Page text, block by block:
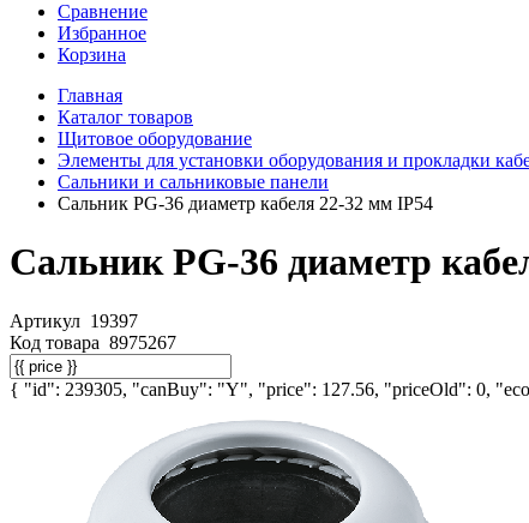
Сравнение
Избранное
Корзина
Главная
Каталог товаров
Щитовое оборудование
Элементы для установки оборудования и прокладки
Сальники и сальниковые панели
Сальник PG-36 диаметр кабеля 22-32 мм IP54
Сальник PG-36 диаметр
Артикул 19397
Код товара 8975267
{ "id": 239305, "canBuy": "Y", "price": 127.56, "priceOld": 0,